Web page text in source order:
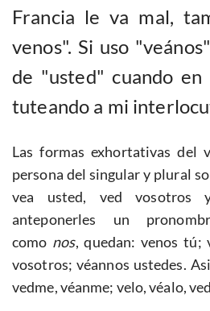
Francia le va mal,
venos". Si uso
de "usted" cuando
tuteando a mi
Las formas exhortativas del
persona del singular y plural
vea usted, ved vosotros
anteponerles un
como nos, quedan: venos tú;
vosotros; véannos ustedes.
vedme, véanme; velo, véalo,